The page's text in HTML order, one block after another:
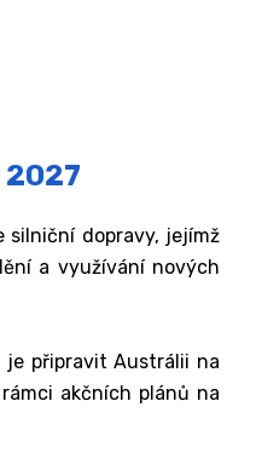
2027
silniční dopravy, jejímž
a využívání nových
je připravit Austrálii na
akčních plánů na